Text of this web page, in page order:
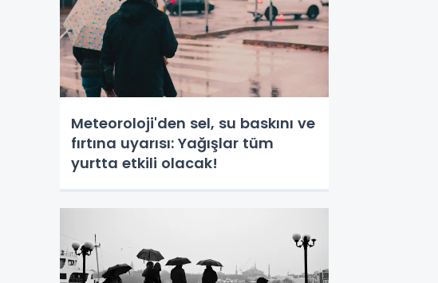
Meteoroloji'den sel, su baskını ve
fırtına uyarısı: Yağışlar tüm
yurtta etkili olacak!